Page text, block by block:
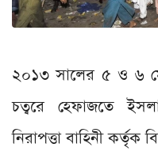
২০১৩ সালের ৫ ও ৬
চত্বরে হেফাজতে
নিরাপত্তা বাহিনী কর্তৃক